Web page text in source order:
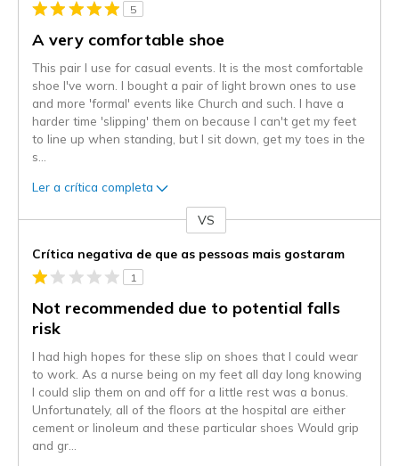
5
A very comfortable shoe
This pair I use for casual events. It is the most comfortable
shoe I've worn. I bought a pair of light brown ones to use
and more 'formal' events like Church and such. I have a
harder time 'slipping' them on because I can't get my feet
to line up when standing, but I sit down, get my toes in the
s
Ler a crítica completa
VS
Crítica negativa de que as pessoas mais gostaram
1
Not recommended due to potential falls
risk
I had high hopes for these slip on shoes that I could wear
to work. As a nurse being on my feet all day long knowing
I could slip them on and off for a little rest was a bonus.
Unfortunately, all of the floors at the hospital are either
cement or linoleum and these particular shoes Would grip
and gr